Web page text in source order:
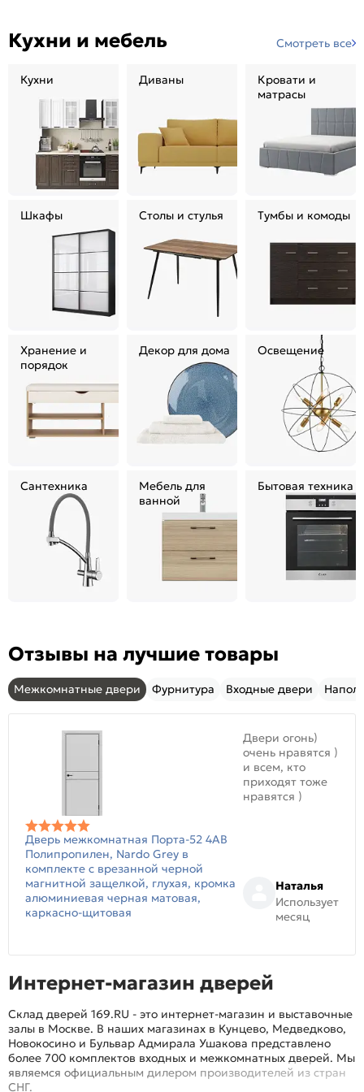
Кухни и мебель Смотреть все
Кухни Диваны
Кровати и
матрасы
Шкафы Столы и стулья Тумбы и комоды
Хранение и
порядок
Декор для дома Освещение
Сантехника
Мебель для
ванной
Бытовая техника
Отзывы на лучшие товары
Межкомнатные двери Фурнитура Входные двери
Дверь межкомнатная Порта-52 4AB
Полипропилен, Nardo Grey в
комплекте с врезанной черной
магнитной защелкой, глухая, кромка
алюминиевая черная матовая,
каркасно-щитовая
Двери огонь)
очень нравятся )
и всем, кто
приходят тоже
нравятся )
Наталья
Использует
месяц
Интернет-магазин дверей
Склад дверей 169.RU - это интернет-магазин и выставочные
залы в Москве. В наших магазинах в Кунцево, Медведково,
Новокосино и Бульвар Адмирала Ушакова представлено
более 700 комплектов входных и межкомнатных дверей. Мы
являемся официальным дилером производителей из стран
СНГ.